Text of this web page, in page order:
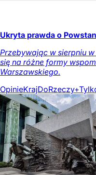
Ukryta prawda o
Przebywając w sierpniu
się na różne formy
Warszawskiego.
OpinieKrajDoRzeczy+